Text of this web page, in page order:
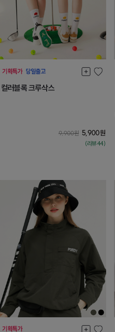
컬러블록 크루삭스
9,900원 5,900원
(리뷰:44)